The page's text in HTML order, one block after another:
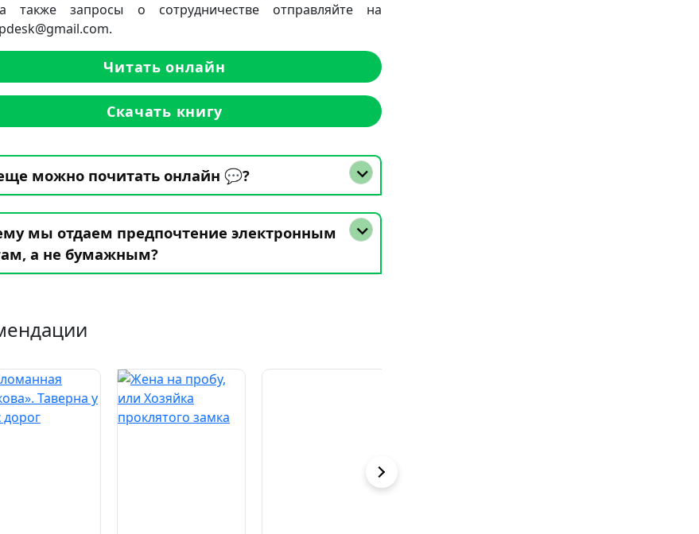
также запросы о сотрудничестве отправляйте на
Читать онлайн
Скачать книгу
можно почитать онлайн 💬?
мы отдаем предпочтение электронным
а не бумажным?